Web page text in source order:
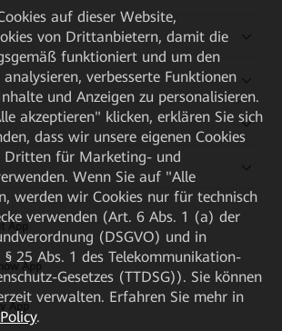
App
App
App
auf dieser Website,
von Drittanbietern, damit die
funktioniert und um den
verbesserte Funktionen
und Anzeigen zu personalisieren.
akzeptieren" klicken, erklären Sie sich
dass wir unsere eigenen Cookies
Dritten für Marketing- und
Wenn Sie auf "Alle
werden wir Cookies nur für technisch
verwenden (Art. 6 Abs. 1 (a) der
(DSGVO) und in
25 Abs. 1 des Telekommunikation-
Gesetzes (TTDSG)). Sie können
verwalten. Erfahren Sie mehr in
.